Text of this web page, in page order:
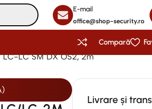
E-mail
office@shop-security.ro
Compară
LC SM DX OS2, 2m
Livrare și